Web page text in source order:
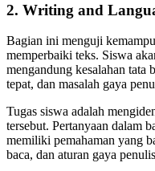
2. Writing and
Bagian ini menguji
memperbaiki teks. Siswa
mengandung kesalahan tata
tepat, dan masalah gaya
Tugas siswa adalah
tersebut. Pertanyaan dalam
memiliki pemahaman yang
baca, dan aturan gaya